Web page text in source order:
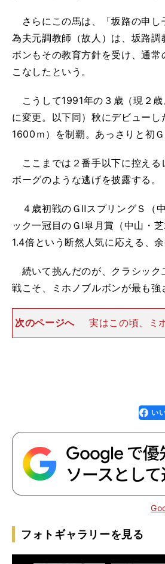
さらにこの馬は、「坂路の申し
為夫元調教師（故人）は、坂路
ボンもその教育方針を受け、通
こなしたという。
こうして1991年の３歳（現２
に変更。以下同）秋にデビュー
1600ｍ）を制覇。あっさりと初Ｇ
ここまでは２番手以下に控える
ボーグのような逃げを披露する。
４歳初戦のＧⅡスプリングＳ（
ック一冠目のＧⅠ皐月賞（中山・
1.4倍という断然人気に応える、
続いて挑んだのが、クラシック
戦こそ、ミホノブルボンが最も強
次のページへ
実はこの頃、ミ
長の不安"と対峙していた。と
と見られていたからだ。事実、
びに、各
faceboo
k
い
フォトギャラリーを見る